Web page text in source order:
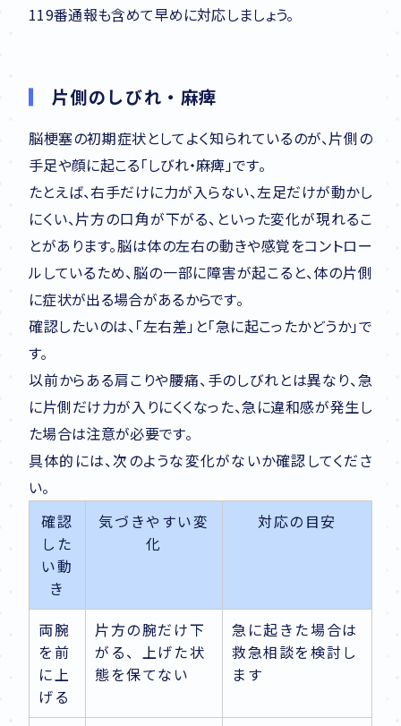
119番通報も含めて早めに対応しましょう。
片側のしびれ・麻痺
脳梗塞の初期症状としてよく知られているのが、片側の
手足や顔に起こる「しびれ・麻痺」です。
たとえば、右手だけに力が入らない、左足だけが動かし
にくい、片方の口角が下がる、といった変化が現れるこ
とがあります。脳は体の左右の動きや感覚をコントロー
ルしているため、脳の一部に障害が起こると、体の片側
に症状が出る場合があるからです。
確認したいのは、「左右差」と「急に起こったかどうか」で
す。
以前からある肩こりや腰痛、手のしびれとは異なり、急
に片側だけ力が入りにくくなった、急に違和感が発生し
た場合は注意が必要です。
具体的には、次のような変化がないか確認してくださ
い。
確認
した
い動
き
気づきやすい変
化
対応の目安
両腕
を前
に上
げる
片方の腕だけ下
がる、上げた状
態を保てない
急に起きた場合は
救急相談を検討し
ます